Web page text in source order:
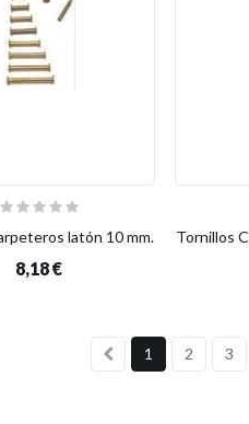
latón 10 mm.
8,18 €
Tornillos
1 2 3